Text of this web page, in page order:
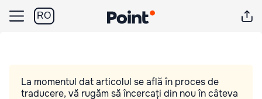
RO
La momentul dat articolul se află în proces de
traducere, vă rugăm să încercați din nou în câteva